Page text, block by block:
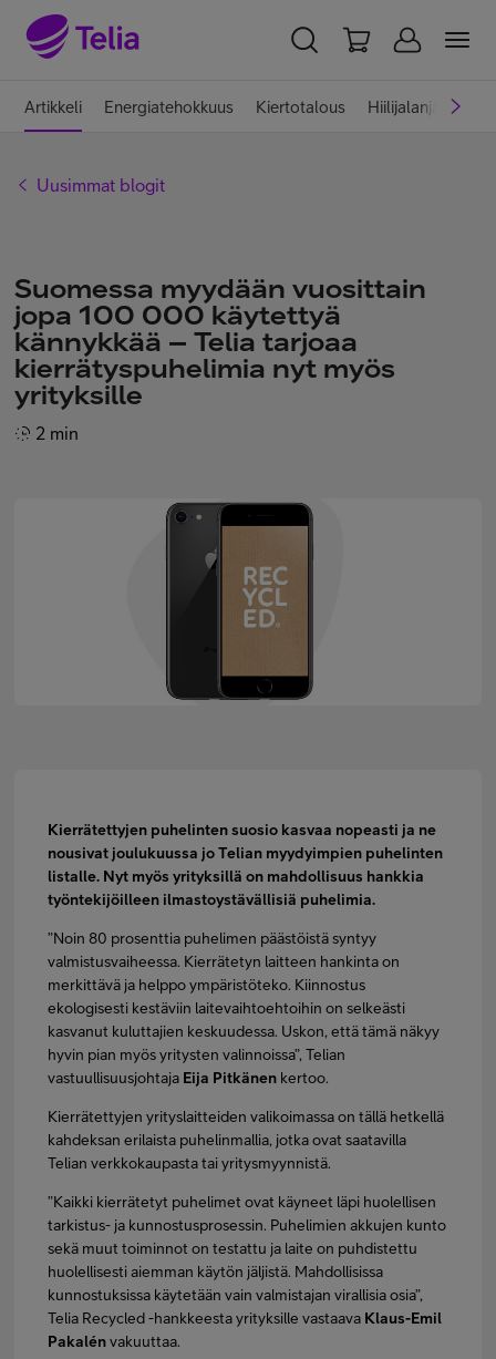
YKSITYISILLE YRITYKSILLE WHOLESALE
Vastuullisuus
Töissä Telialla
Artikkeli Energiatehokkuus Kiertotalous Hiilijalanjälki
Uusimmat blogit
Suomessa myydään vuosittain
jopa 100 000 käytettyä
kännykkää – Telia tarjoaa
kierrätyspuhelimia nyt myös
yrityksille
2 min
Kierrätettyjen puhelinten suosio kasvaa nopeasti ja ne
nousivat joulukuussa jo Telian myydyimpien puhelinten
listalle. Nyt myös yrityksillä on mahdollisuus hankkia
työntekijöilleen ilmastoystävällisiä puhelimia.
”Noin 80 prosenttia puhelimen päästöistä syntyy
valmistusvaiheessa. Kierrätetyn laitteen hankinta on
merkittävä ja helppo ympäristöteko. Kiinnostus
ekologisesti kestäviin laitevaihtoehtoihin on selkeästi
kasvanut kuluttajien keskuudessa. Uskon, että tämä näkyy
hyvin pian myös yritysten valinnoissa”, Telian
vastuullisuusjohtaja Eija Pitkänen kertoo.
Kierrätettyjen yrityslaitteiden valikoimassa on tällä hetkellä
kahdeksan erilaista puhelinmallia, jotka ovat saatavilla
Telian verkkokaupasta tai yritysmyynnistä.
”Kaikki kierrätetyt puhelimet ovat käyneet läpi huolellisen
tarkistus- ja kunnostusprosessin. Puhelimien akkujen kunto
sekä muut toiminnot on testattu ja laite on puhdistettu
huolellisesti aiemman käytön jäljistä. Mahdollisissa
kunnostuksissa käytetään vain valmistajan virallisia osia”,
Telia Recycled -hankkeesta yrityksille vastaava Klaus-Emil
Pakalénvakuuttaa.